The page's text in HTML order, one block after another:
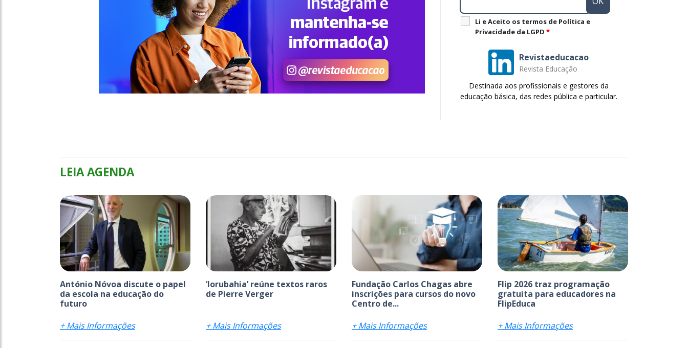
Li e Aceito os termos de Política e
Privacidade da LGPD *
Revistaeducacao
Revista Educação
Destinada aos profissionais e gestores da
educação básica, das redes pública e particular.
LEIA AGENDA
António Nóvoa discute o papel
da escola na educação do
futuro
+ Mais Informações
‘Iorubahia’ reúne textos raros
de Pierre Verger
+ Mais Informações
Fundação Carlos Chagas abre
inscrições para cursos do novo
Centro de...
+ Mais Informações
Flip 2026 traz programação
gratuita para educadores na
FlipEduca
+ Mais Informações